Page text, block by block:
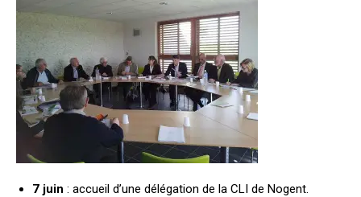
7 juin : accueil d’une délégation de la CLI de Nogent.